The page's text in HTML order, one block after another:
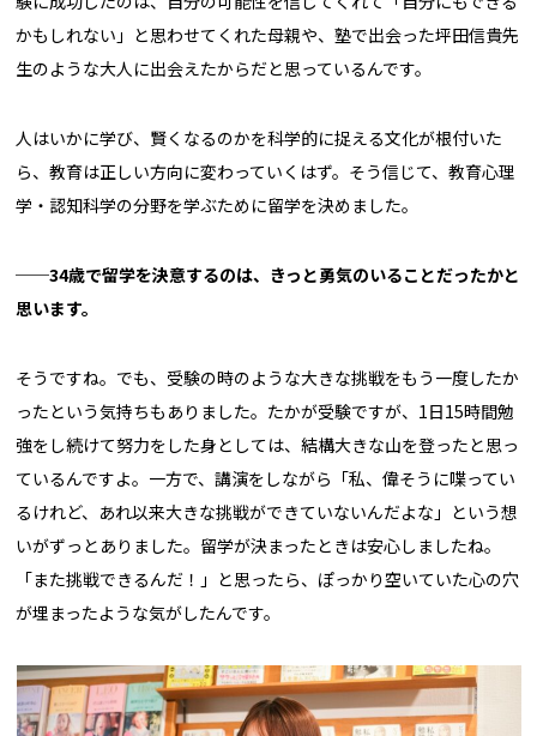
かもしれない」と思わせてくれた母親や、塾で出会った坪田信貴先
生のような大人に出会えたからだと思っているんです。
人はいかに学び、賢くなるのかを科学的に捉える文化が根付いた
ら、教育は正しい方向に変わっていくはず。そう信じて、教育心理
学・認知科学の分野を学ぶために留学を決めました。
──34歳で留学を決意するのは、きっと勇気のいることだったかと
思います。
そうですね。でも、受験の時のような大きな挑戦をもう一度したか
ったという気持ちもありました。たかが受験ですが、1日15時間勉
強をし続けて努力をした身としては、結構大きな山を登ったと思っ
ているんですよ。一方で、講演をしながら「私、偉そうに喋ってい
るけれど、あれ以来大きな挑戦ができていないんだよな」という想
いがずっとありました。留学が決まったときは安心しましたね。
「また挑戦できるんだ！」と思ったら、ぽっかり空いていた心の穴
が埋まったような気がしたんです。